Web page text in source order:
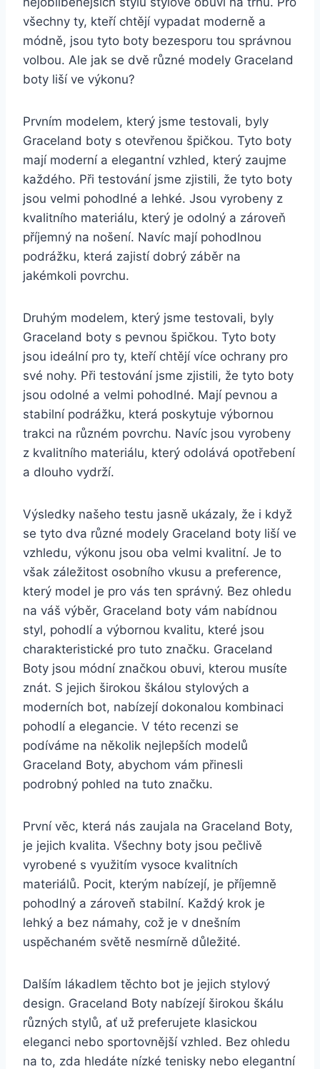
všechny ty, kteří chtějí vypadat moderně‌ a
módně, jsou ‍tyto boty bezesporu tou správnou
volbou. ‌Ale ‌jak se dvě různé ⁣modely Graceland
boty liší ve výkonu?
Prvním⁢ modelem, ⁢který jsme testovali, byly
Graceland boty s otevřenou špičkou.‍ Tyto boty
mají‍ moderní a elegantní⁢ vzhled, ‍který zaujme​
každého. Při​ testování jsme zjistili, ⁣že tyto boty
jsou velmi pohodlné⁢ a lehké. Jsou vyrobeny ⁣z ​
kvalitního materiálu, ‍který je​ odolný a zároveň
příjemný ​na ​nošení. ⁤Navíc mají pohodlnou
podrážku, která‍ zajistí ​dobrý‍ záběr‌ na
jakémkoli povrchu.
Druhým modelem, který jsme‍ testovali, byly
Graceland boty s pevnou špičkou. Tyto boty
jsou ideální pro ty,​ kteří chtějí ⁤více ochrany pro
své nohy. Při testování jsme zjistili,⁤ že tyto boty
jsou odolné a ⁢velmi pohodlné. Mají pevnou⁤ a
stabilní podrážku, která poskytuje výbornou
trakci na různém povrchu. Navíc jsou​ vyrobeny
z kvalitního ​materiálu, který odolává opotřebení
a dlouho vydrží.
Výsledky našeho testu jasně ukázaly, že i když
se tyto dva různé modely⁤ Graceland boty liší ve
vzhledu, výkonu jsou oba velmi kvalitní. ‌Je ​to​
však záležitost osobního vkusu a preference,
který model je ⁢pro vás ten správný.​ Bez ohledu
na váš⁤ výběr, Graceland boty ‍vám nabídnou⁤
styl,​ pohodlí‍ a výbornou kvalitu, které jsou
charakteristické ​pro tuto ⁢značku. Graceland
⁤Boty jsou módní značkou⁢ obuvi, kterou musíte​
znát. S jejich širokou škálou stylových ⁤a‌
moderních bot,⁣ nabízejí dokonalou ​kombinaci ​
pohodlí a⁢ elegancie. ‌V‌ této recenzi se⁤
podíváme ⁣na ‌několik nejlepších modelů
Graceland ⁣Boty, abychom vám přinesli
podrobný pohled na tuto značku.
První věc, která nás zaujala na Graceland⁣ Boty,
je ⁣jejich ⁤kvalita. Všechny boty ⁤jsou pečlivě
⁢vyrobené ​s využitím vysoce kvalitních ​
materiálů. Pocit, kterým ‍nabízejí, ‌je‌ příjemně
pohodlný a zároveň stabilní. Každý⁣ krok je
lehký a bez námahy, což⁢ je v dnešním
uspěchaném světě ​nesmírně důležité.
Dalším ‍lákadlem těchto bot je jejich ⁣stylový
design. Graceland Boty nabízejí širokou škálu
⁤různých ‌stylů, ⁣ať už preferujete klasickou
eleganci​ nebo sportovnější vzhled. Bez ohledu
na to, zda⁣ hledáte‍ nízké tenisky nebo elegantní⁢